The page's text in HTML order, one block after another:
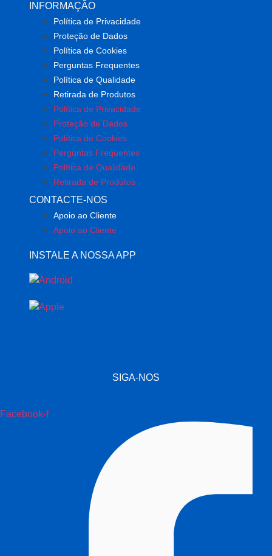
INFORMAÇÃO
Política de Privacidade
Proteção de Dados
Política de Cookies
Perguntas Frequentes
Política de Qualidade
Retirada de Produtos
Política de Privacidade
Proteção de Dados
Política de Cookies
Perguntas Frequentes
Política de Qualidade
Retirada de Produtos
CONTACTE-NOS
Apoio ao Cliente
Apoio ao Cliente
INSTALE A NOSSA APP
SIGA-NOS
Facebook-f